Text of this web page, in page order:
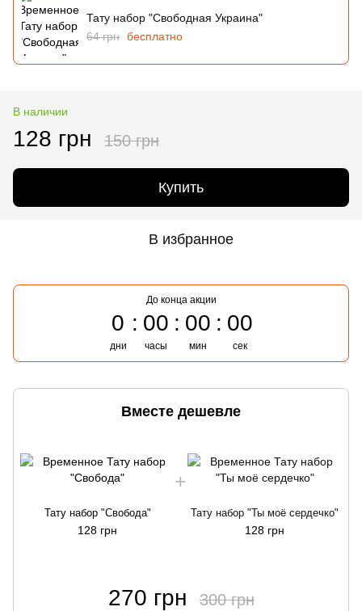
Тату набор "Свободная Украина"
64 грн бесплатно
В наличии
128 грн 150 грн
Купить
В избранное
До конца акции
0
дни
00
часы
00
мин
00
сек
Вместе дешевле
Тату набор "Свобода"
128 грн
Тату набор "Ты моё сердечко"
128 грн
270 грн 300 грн